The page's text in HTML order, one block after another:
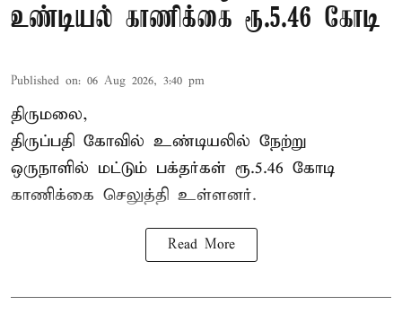
உண்டியல் காணிக்கை ரூ.5.46 கோடி
Published on: 06 Aug 2026, 3:40 pm
திருமலை,
திருப்பதி கோவில் உண்டியலில் நேற்று
ஒருநாளில் மட்டும் பக்தர்கள் ரூ.5.46 கோடி
காணிக்கை செலுத்தி உள்ளனர்.
Read More